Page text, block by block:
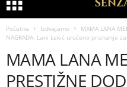
Početna Izdvajamo
MAMA LANA
NAGRADA: Lani Lekić uručeno priznanje
MAMA LANA
PRESTIŽNE